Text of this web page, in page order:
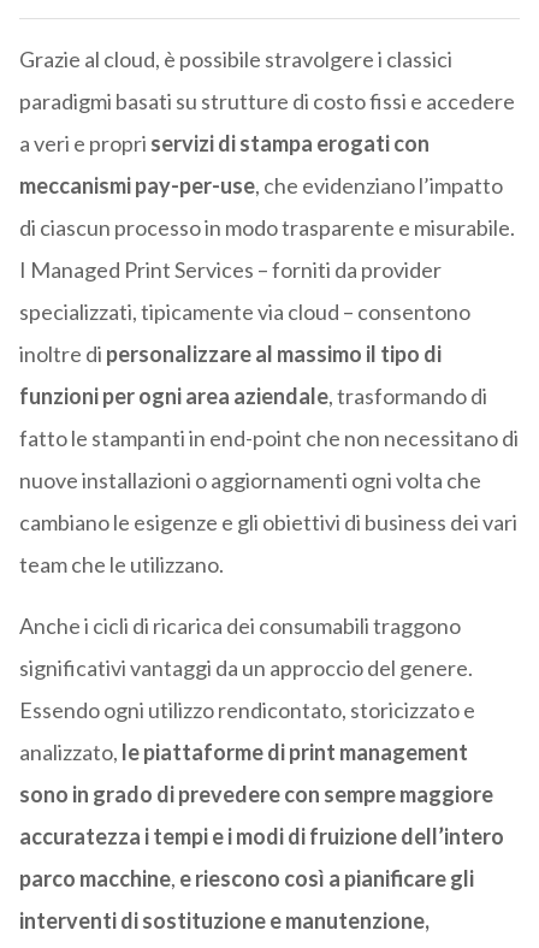
Grazie al cloud, è possibile stravolgere i classici
paradigmi basati su strutture di costo fissi e accedere
a veri e propri servizi di stampa erogati con
meccanismi pay-per-use, che evidenziano l’impatto
di ciascun processo in modo trasparente e misurabile.
I Managed Print Services – forniti da provider
specializzati, tipicamente via cloud – consentono
inoltre di personalizzare al massimo il tipo di
funzioni per ogni area aziendale, trasformando di
fatto le stampanti in end-point che non necessitano di
nuove installazioni o aggiornamenti ogni volta che
cambiano le esigenze e gli obiettivi di business dei vari
team che le utilizzano.
Anche i cicli di ricarica dei consumabili traggono
significativi vantaggi da un approccio del genere.
Essendo ogni utilizzo rendicontato, storicizzato e
analizzato, le piattaforme di print management
sono in grado di prevedere con sempre maggiore
accuratezza i tempi e i modi di fruizione dell’intero
parco macchine, e riescono così a pianificare gli
interventi di sostituzione e manutenzione,